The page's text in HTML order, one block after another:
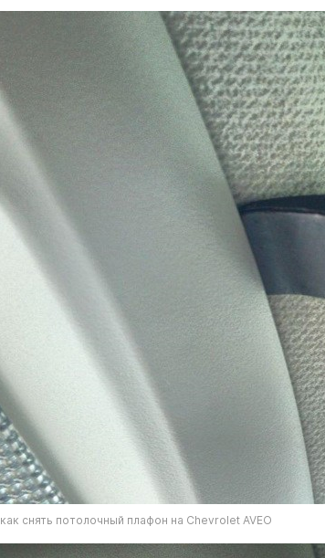
как снять потолочный плафон на Chevrolet AVEO